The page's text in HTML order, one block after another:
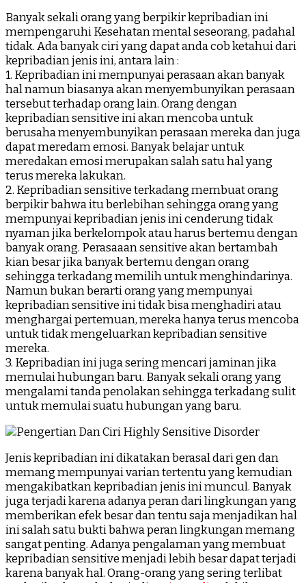
Banyak sekali orang yang berpikir kepribadian ini
mempengaruhi Kesehatan mental seseorang, padahal
tidak. Ada banyak ciri yang dapat anda cob ketahui dari
kepribadian jenis ini, antara lain :
1. Kepribadian ini mempunyai perasaan akan banyak
hal namun biasanya akan menyembunyikan perasaan
tersebut terhadap orang lain. Orang dengan
kepribadian sensitive ini akan mencoba untuk
berusaha menyembunyikan perasaan mereka dan juga
dapat meredam emosi. Banyak belajar untuk
meredakan emosi merupakan salah satu hal yang
terus mereka lakukan.
2. Kepribadian sensitive terkadang membuat orang
berpikir bahwa itu berlebihan sehingga orang yang
mempunyai kepribadian jenis ini cenderung tidak
nyaman jika berkelompok atau harus bertemu dengan
banyak orang. Perasaaan sensitive akan bertambah
kian besar jika banyak bertemu dengan orang
sehingga terkadang memilih untuk menghindarinya.
Namun bukan berarti orang yang mempunyai
kepribadian sensitive ini tidak bisa menghadiri atau
menghargai pertemuan, mereka hanya terus mencoba
untuk tidak mengeluarkan kepribadian sensitive
mereka.
3. Kepribadian ini juga sering mencari jaminan jika
memulai hubungan baru. Banyak sekali orang yang
mengalami tanda penolakan sehingga terkadang sulit
untuk memulai suatu hubungan yang baru.
Jenis kepribadian ini dikatakan berasal dari gen dan
memang mempunyai varian tertentu yang kemudian
mengakibatkan kepribadian jenis ini muncul. Banyak
juga terjadi karena adanya peran dari lingkungan yang
memberikan efek besar dan tentu saja menjadikan hal
ini salah satu bukti bahwa peran lingkungan memang
sangat penting. Adanya pengalaman yang membuat
kepribadian sensitive menjadi lebih besar dapat terjadi
karena banyak hal. Orang-orang yang sering terlibat